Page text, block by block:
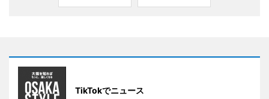
TikTokでニュース